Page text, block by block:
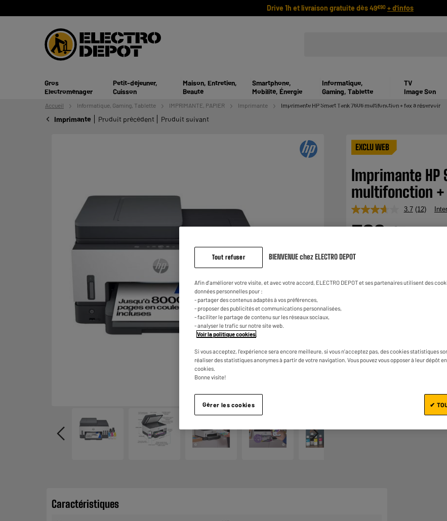
Drive 1h et livraison gratuite dès 49€90 + d'infos
Gros
Electroménager
Petit-déjeuner,
Cuisson
Maison, Entretien,
Beauté
Smartphone,
Mobilité, Énergie
Informatique,
Gaming, Tablette
TV
Image Son
Accueil Informatique, Gaming, Tablette IMPRIMANTE, PAPIER Imprimante Imprimante HP Smart Tank 7606 multifonction + fax à réservoir
Imprimante Produit précédent Produit suivant
EXCLU WEB
Imprimante HP
multifonction
3.7 Lire
avis.
(12)
398
Dont
UN CRÉDIT VOUS
CAPACITÉS DE
Caractéristiques
Tout refuser BIENVENUE chez ELECTRO DEPOT
Afin d'améliorer votre visite, et avec votre accord, ELECTRO DEPOT et ses partenaires utilisent des
données personnelles pour :
- partager des contenus adaptés à vos préférences,
- proposer des publicités et communications personnalisées,
- faciliter le partage de contenu sur les réseaux sociaux,
- analyser le trafic sur notre site web.
Voir la politique cookies
Si vous acceptez, l'expérience sera encore meilleure, si vous n'acceptez pas, des cookies statistiques
réaliser des statistiques anonymes à partir de votre navigation. Vous pouvez vous opposer à leur dépôt
cookies.
Bonne visite!
Gérer les cookies ✔